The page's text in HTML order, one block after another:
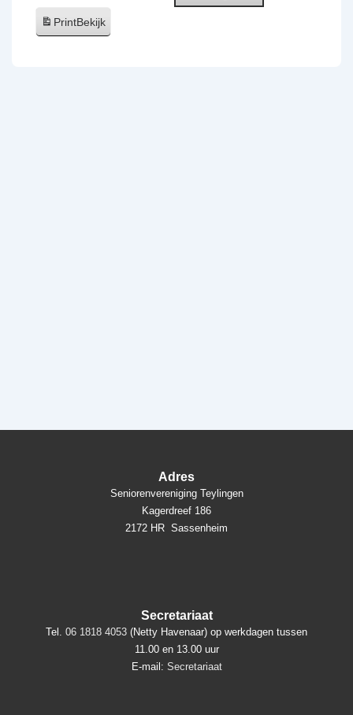
in
Warmond
PrintBekijk
Adres
Seniorenvereniging Teylingen
Kagerdreef 186
2172 HR Sassenheim
Secretariaat
Tel. 06 1818 4053 (Netty Havenaar) op werkdagen tussen
11.00 en 13.00 uur
E-mail: Secretariaat